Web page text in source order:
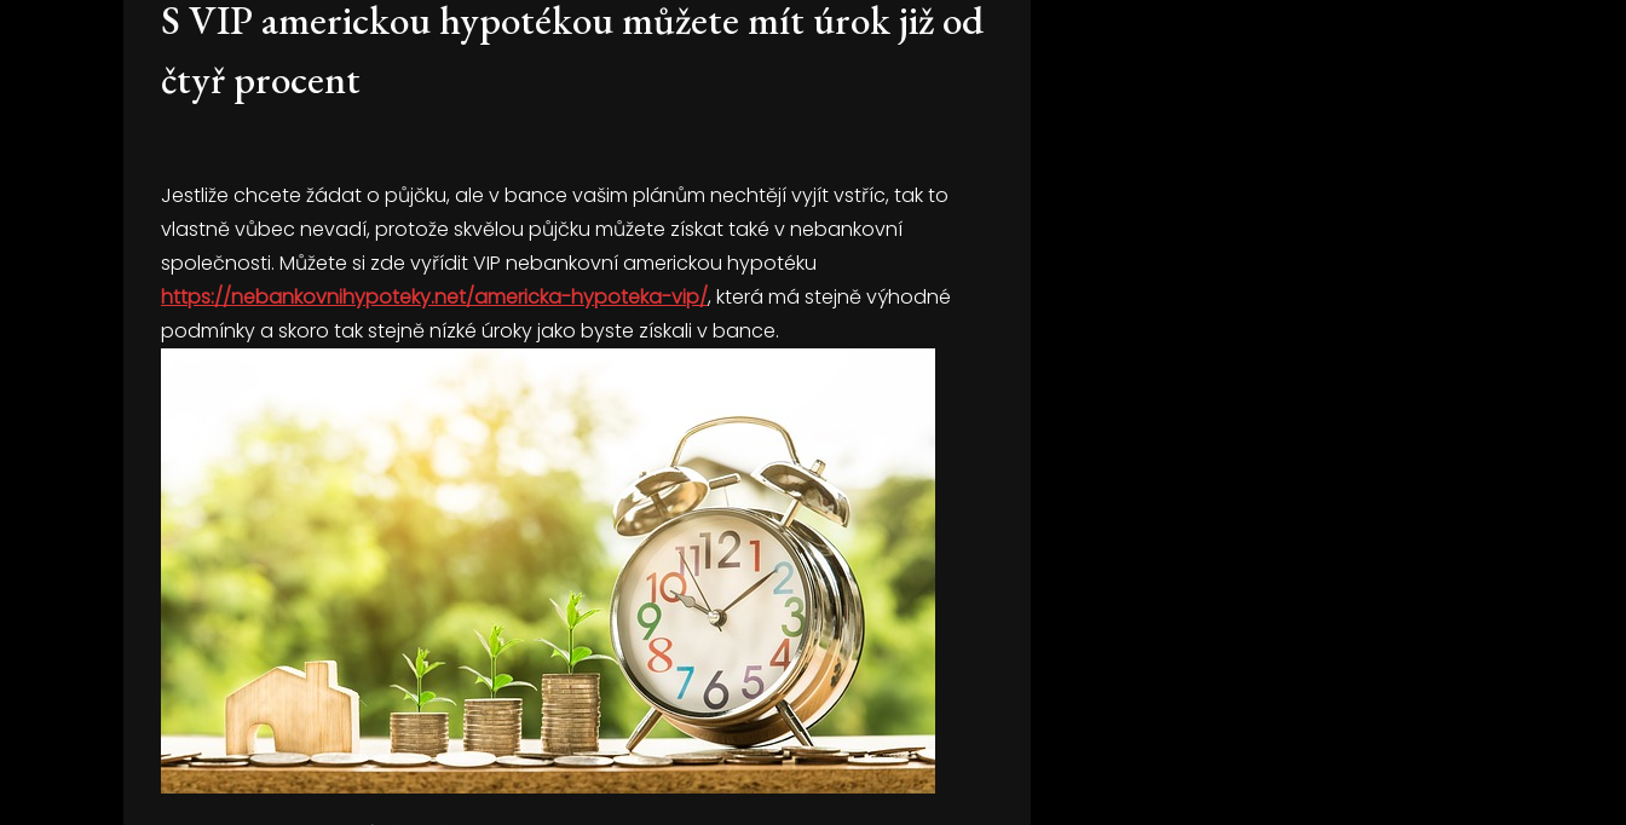
S VIP americkou hypotékou můžete mít úrok již od
čtyř procent
Jestliže chcete žádat o půjčku, ale v bance vašim plánům nechtějí vyjít vstříc, tak to
vlastně vůbec nevadí, protože skvělou půjčku můžete získat také v nebankovní
společnosti. Můžete si zde vyřídit VIP nebankovní americkou hypotéku
https://nebankovnihypoteky.net/americka-hypoteka-vip/, která má stejně výhodné
podmínky a skoro tak stejně nízké úroky jako byste získali v bance.